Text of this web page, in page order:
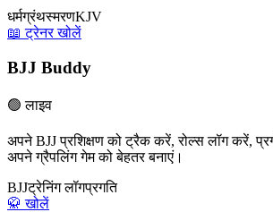
धर्मग्रंथस्मरणKJV
📖 ट्रेनर खोलें
BJJ Buddy
🟢 लाइव
अपने BJJ प्रशिक्षण को ट्रैक करें, रोल्स लॉग करें,
अपने ग्रैपलिंग गेम को बेहतर बनाएं।
BJJट्रेनिंग लॉगप्रगति
🥋 खोलें